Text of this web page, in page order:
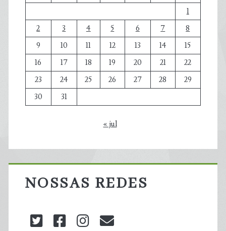
1
2
3 4 5 6 7
8
9
10 11 12 13 14
15
16
17 18 19 20 21
22
23
24 25 26 27 28
29
30
31
« jul
NOSSAS REDES
twitterfacebookinstagram